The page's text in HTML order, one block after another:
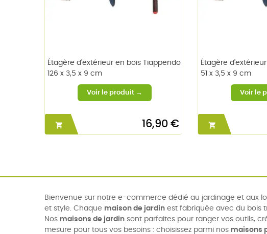
Étagère d'extérieur en bois Tiappendo
126 x 3,5 x 9 cm
 16,90 €
Étagère
51 x 3,5 x 9 cm

Bienvenue sur notre e-commerce dédié au jardinage et aux
et style. Chaque maison de jardin est fabriquée avec du bois
Nos maisons de jardin sont parfaites pour ranger vos outils,
mesure pour tous vos besoins : choisissez parmi nos maisons